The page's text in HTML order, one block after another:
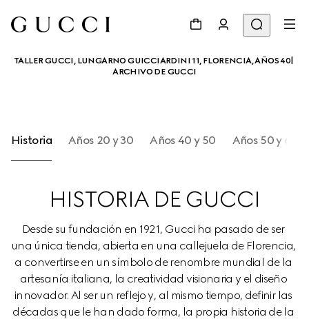
TALLER GUCCI, LUNGARNO GUICCIARDINI 11, FLORENCIA, AÑOS 40|
ARCHIVO DE GUCCI
Historia Años 20 y 30 Años 40 y 50 Años 50 y 60
HISTORIA DE GUCCI
Desde su fundación en 1921, Gucci ha pasado de ser
una única tienda, abierta en una callejuela de Florencia,
a convertirse en un símbolo de renombre mundial de la
artesanía italiana, la creatividad visionaria y el diseño
innovador. Al ser un reflejo y, al mismo tiempo, definir las
décadas que le han dado forma, la propia historia de la